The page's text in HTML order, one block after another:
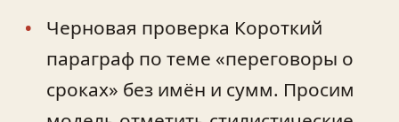
Черновая проверка Короткий
параграф по теме «переговоры о
сроках» без имён и сумм. Просим